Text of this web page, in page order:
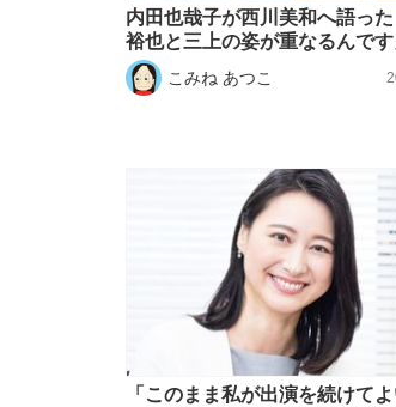
内田也哉子が西川美和へ語った
裕也と三上の姿が重なるんです
こみね あつこ
「このまま私が出演を続けて